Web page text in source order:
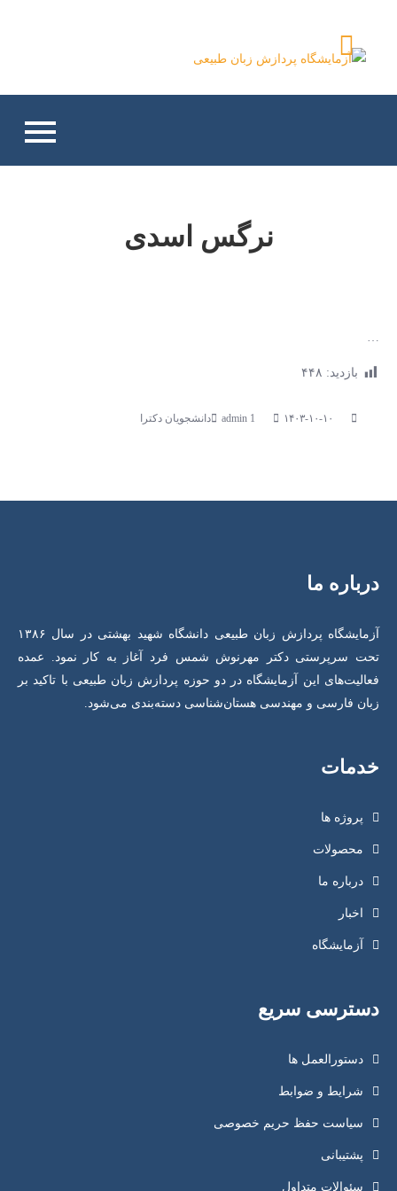
content
نرگس اسدی
…
بازدید: ۴۴۸
۱۴۰۳-۱۰-۱۰ دانشجویان دکترا
درباره ما
آزمایشگاه پردازش زبان طبیعی دانشگاه شهید بهشتی در سال ۱۳۸۶
تحت سرپرستی دکتر مهرنوش شمس فرد آغاز به کار نمود. عمده
فعالیت‌های این آزمایشگاه در دو حوزه پردازش زبان طبیعی با تاکید بر
زبان فارسی و مهندسی هستان‌شناسی دسته‌بندی می‌شود.
خدمات
پروژه ها
محصولات
درباره ما
اخبار
آزمایشگاه
دسترسی سریع
دستورالعمل ها
شرایط و ضوابط
سیاست حفظ حریم خصوصی
پشتیبانی
سئوالات متداول